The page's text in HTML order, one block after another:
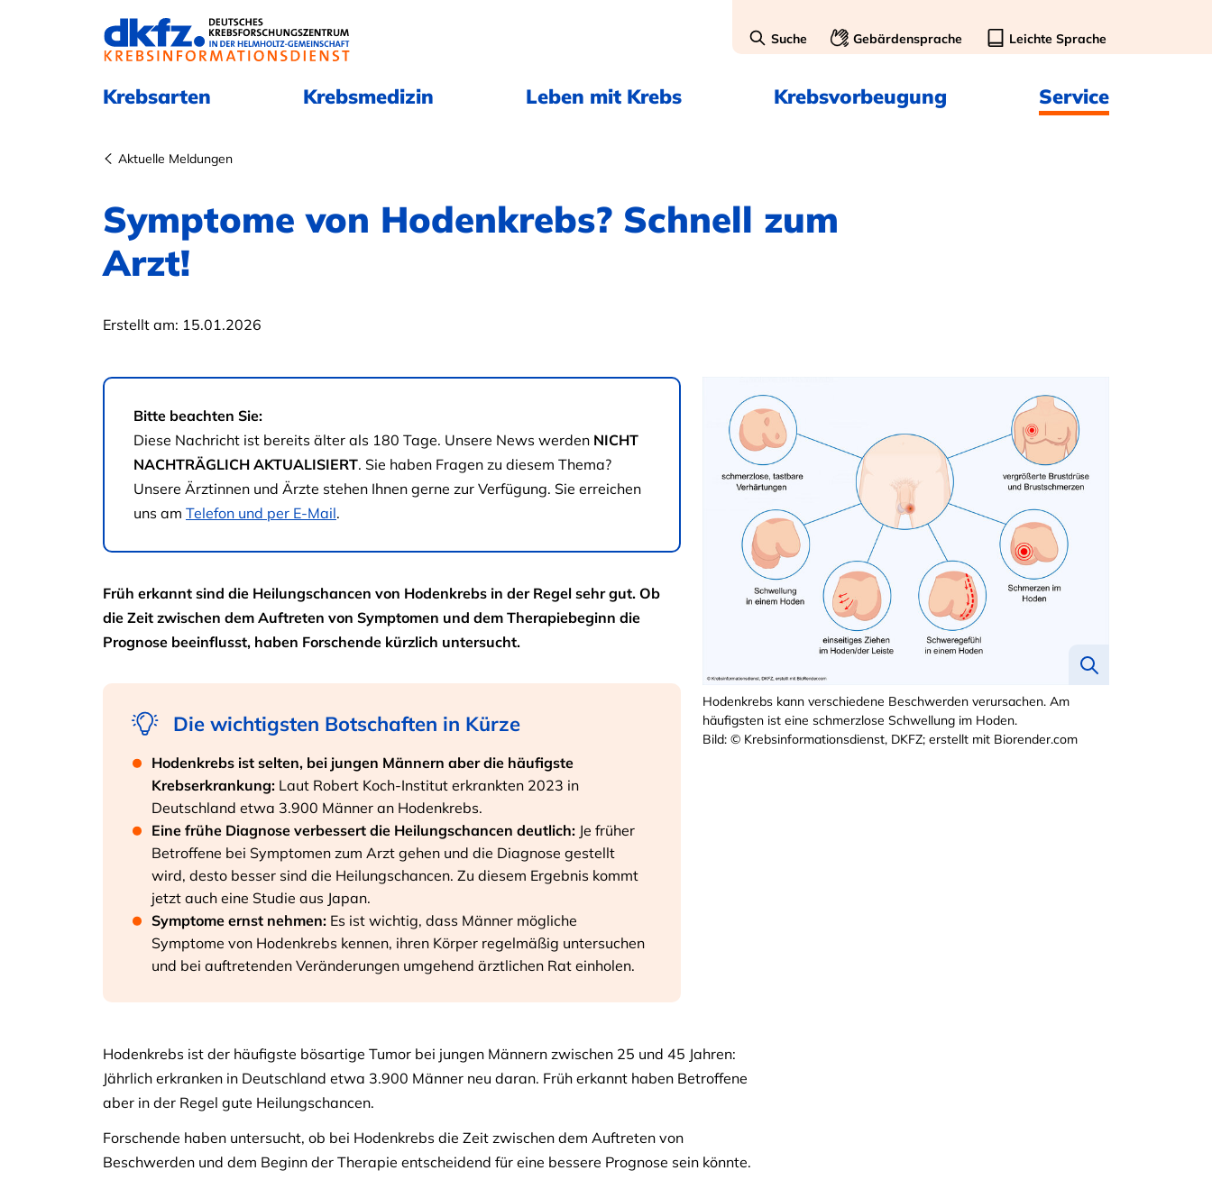
Suche Gebärdensprache Leichte Sprache
Krebsarten Krebsmedizin Leben mit Krebs Krebsvorbeugung Service
Aktuelle Meldungen
Symptome von Hodenkrebs? Schnell zum
Arzt!
Erstellt am: 15.01.2026
Bitte beachten Sie:
Diese Nachricht ist bereits älter als 180 Tage. Unsere News werden NICHT
NACHTRÄGLICH AKTUALISIERT. Sie haben Fragen zu diesem Thema?
Unsere Ärztinnen und Ärzte stehen Ihnen gerne zur Verfügung. Sie erreichen
uns am Telefon und per E-Mail.
Früh erkannt sind die Heilungschancen von Hodenkrebs in der Regel sehr gut. Ob
die Zeit zwischen dem Auftreten von Symptomen und dem Therapiebeginn die
Prognose beeinflusst, haben Forschende kürzlich untersucht.
Die wichtigsten Botschaften in Kürze
Hodenkrebs ist selten, bei jungen Männern aber die häufigste
Krebserkrankung: Laut Robert Koch-Institut erkrankten 2023 in
Deutschland etwa 3.900 Männer an Hodenkrebs.
Eine frühe Diagnose verbessert die Heilungschancen deutlich: Je früher
Betroffene bei Symptomen zum Arzt gehen und die Diagnose gestellt
wird, desto besser sind die Heilungschancen. Zu diesem Ergebnis kommt
jetzt auch eine Studie aus Japan.
Symptome ernst nehmen: Es ist wichtig, dass Männer mögliche
Symptome von Hodenkrebs kennen, ihren Körper regelmäßig untersuchen
und bei auftretenden Veränderungen umgehend ärztlichen Rat einholen.
Hodenkrebs kann verschiedene Beschwerden verursachen. Am
häufigsten ist eine schmerzlose Schwellung im Hoden.
Bild: © Krebsinformationsdienst, DKFZ; erstellt mit Biorender.com
Hodenkrebs ist der häufigste bösartige Tumor bei jungen Männern zwischen 25 und 45 Jahren:
Jährlich erkranken in Deutschland etwa 3.900 Männer neu daran. Früh erkannt haben Betroffene
aber in der Regel gute Heilungschancen.
Forschende haben untersucht, ob bei Hodenkrebs die Zeit zwischen dem Auftreten von
Beschwerden und dem Beginn der Therapie entscheidend für eine bessere Prognose sein könnte.